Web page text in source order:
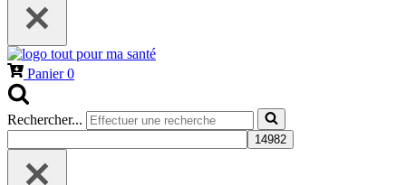
Panier0
Rechercher...